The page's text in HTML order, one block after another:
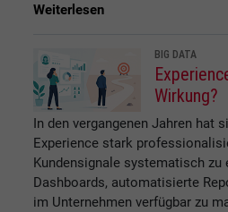
Weiterlesen
BIG DATA
Wirkung?
In den vergangenen Jahren hat
Experience stark
Kundensignale systematisch zu
Dashboards, automatisierte
im Unternehmen verfügbar zu